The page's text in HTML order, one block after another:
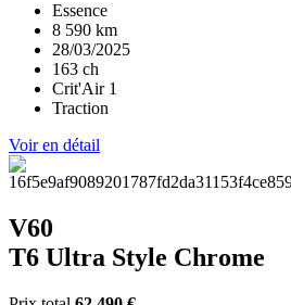
Essence
8 590 km
28/03/2025
163 ch
Crit'Air 1
Traction
Voir en détail
V60
T6 Ultra Style Chrome